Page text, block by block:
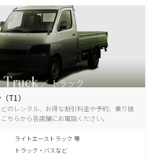
T1）
のレンタル、お得な割引料金や予約、乗り捨
ちらから各店舗にお電話ください。
ライトエーストラック 等
トラック・バスなど